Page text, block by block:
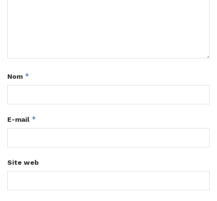
Nom *
E-mail *
Site web